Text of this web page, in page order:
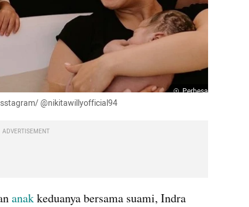
Perbesar
@nikitawillyofficial94
ADVERTISEMENT
anak keduanya bersama suami, Indra